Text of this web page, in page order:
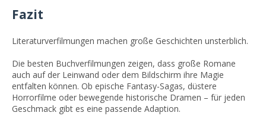
Fazit
Literaturverfilmungen machen große Geschichten unsterblich.
Die besten Buchverfilmungen zeigen, dass große Romane
auch auf der Leinwand oder dem Bildschirm ihre Magie
entfalten können. Ob epische Fantasy-Sagas, düstere
Horrorfilme oder bewegende historische Dramen – für jeden
Geschmack gibt es eine passende Adaption.